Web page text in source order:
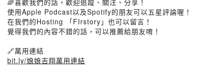
🌈喜歡我們的話，歡迎追蹤、關注、分享！
使用Apple Podcast以及Spotify的朋友可以五星評論喔！
在我們的Hosting 「FIrstory」也可以留言！
覺得我們的內容不錯的話，可以推薦給朋友唷！
🔗萬用連結
bit.ly/娘娘吉翔萬用連結